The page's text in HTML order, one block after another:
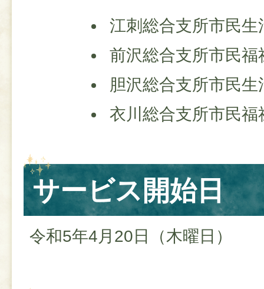
江刺総合支所市民
前沢総合支所市民
胆沢総合支所市民
衣川総合支所市民
サービス開始日
令和5年4月20日（木曜日）